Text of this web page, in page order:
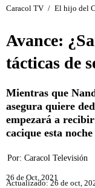
Caracol TV / El hijo del
Avance:
tácticas de
Mientras que
asegura quiere
empezará a
cacique esta
Por: Caracol Televisión
26 de Oct, 2021
Actualizado: 26 de oct,